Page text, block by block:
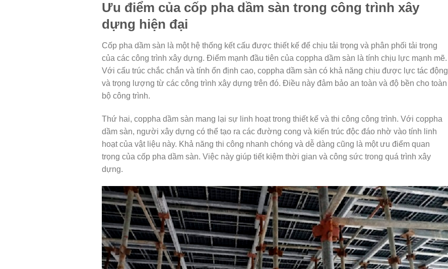
Ưu điểm của cốp pha dầm sàn trong công trình xây
dựng hiện đại
Cốp pha dầm sàn là một hệ thống kết cấu được thiết kế để chịu tải trọng và phân phối tải trọng
của các công trình xây dựng. Điểm mạnh đầu tiên của coppha dầm sàn là tính chịu lực mạnh mẽ.
Với cấu trúc chắc chắn và tính ổn định cao, coppha dầm sàn có khả năng chịu được lực tác động
và trọng lượng từ các công trình xây dựng trên đó. Điều này đảm bảo an toàn và độ bền cho toàn
bộ công trình.
Thứ hai, coppha dầm sàn mang lại sự linh hoạt trong thiết kế và thi công công trình. Với coppha
dầm sàn, người xây dựng có thể tạo ra các đường cong và kiến trúc độc đáo nhờ vào tính linh
hoạt của vật liệu này. Khả năng thi công nhanh chóng và dễ dàng cũng là một ưu điểm quan
trọng của cốp pha dầm sàn. Việc này giúp tiết kiệm thời gian và công sức trong quá trình xây
dựng.